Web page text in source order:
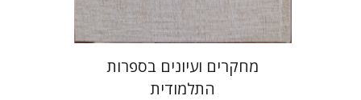
מחקרים ועיונים בספרות
התלמודית